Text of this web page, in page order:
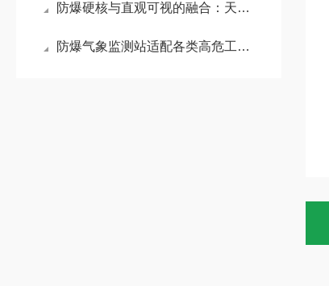
防爆硬核与直观可视的融合：天蔚环境防爆气象站重塑安全巡检体验
防爆气象监测站适配各类高危工业场景：为石油化工、煤矿隧道等提供数据支撑